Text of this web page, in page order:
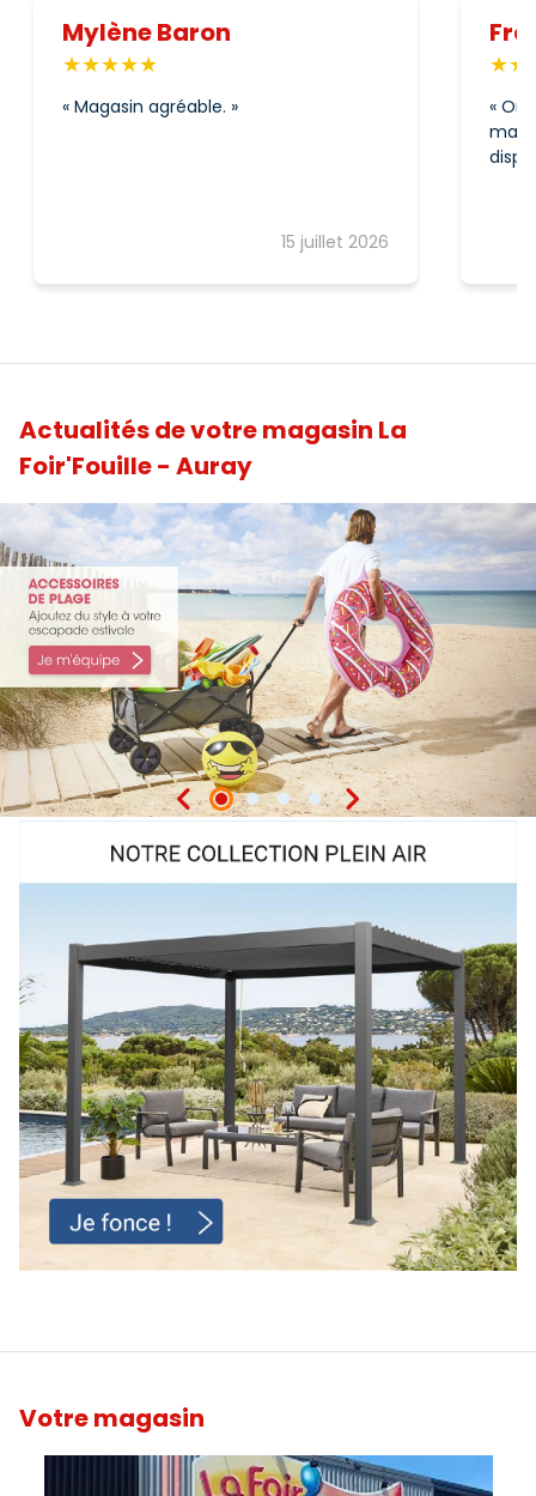
Mylène Baron
15 juillet 2026
Magasin agréable.
On
Actualités de votre magasin La
Foir'Fouille - Auray
Votre magasin